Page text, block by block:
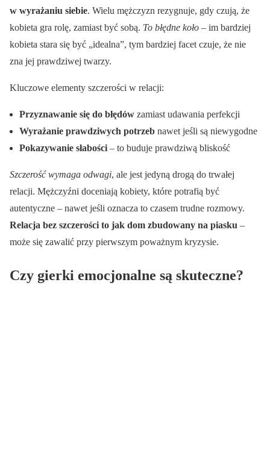
w wyrażaniu siebie. Wielu mężczyzn rezygnuje, gdy czują, że
kobieta gra rolę, zamiast być sobą. To błędne koło – im bardziej
kobieta stara się być „idealna”, tym bardziej facet czuje, że nie
zna jej prawdziwej twarzy.
Kluczowe elementy szczerości w relacji:
Przyznawanie się do błędów zamiast udawania perfekcji
Wyrażanie prawdziwych potrzeb nawet jeśli są niewygodne
Pokazywanie słabości – to buduje prawdziwą bliskość
Szczerość wymaga odwagi, ale jest jedyną drogą do trwałej
relacji. Mężczyźni doceniają kobiety, które potrafią być
autentyczne – nawet jeśli oznacza to czasem trudne rozmowy.
Relacja bez szczerości to jak dom zbudowany na piasku –
może się zawalić przy pierwszym poważnym kryzysie.
Czy gierki emocjonalne są skuteczne?